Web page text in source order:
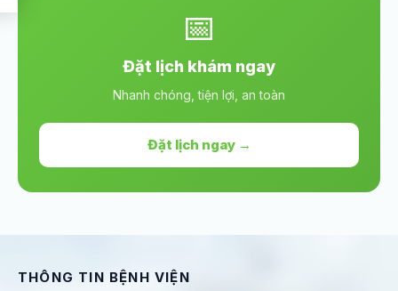
📅
Đặt lịch khám ngay
Nhanh chóng, tiện lợi, an toàn
Đặt lịch ngay →
THÔNG TIN BỆNH VIỆN